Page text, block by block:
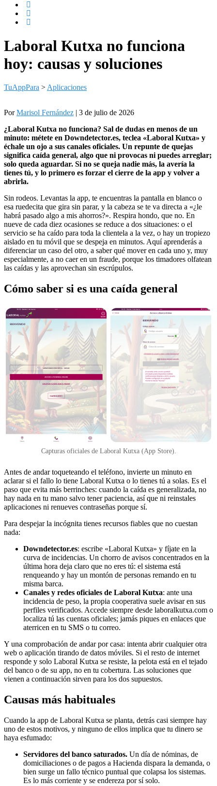
Laboral Kutxa no funciona
hoy: causas y soluciones
TuAppPara > Aplicaciones
PorMarisol Fernández | 3 de julio de 2026
¿Laboral Kutxa no funciona? Sal de dudas en menos de un
minuto: métete en Downdetector.es, teclea «Laboral Kutxa» y
échale un ojo a sus canales oficiales. Un repunte de quejas
significa caída general, algo que ni provocas ni puedes arreglar;
solo queda aguardar. Si no se queja nadie más, la avería la
tienes tú, y lo primero es forzar el cierre de la app y volver a
abrirla.
Sin rodeos. Levantas la app, te encuentras la pantalla en blanco o
esa ruedecita que gira sin parar, y la cabeza se te va directa a «¿le
habrá pasado algo a mis ahorros?». Respira hondo, que no. En
nueve de cada diez ocasiones se reduce a dos situaciones: o el
servicio se ha caído para toda la clientela a la vez, o hay un tropiezo
aislado en tu móvil que se despeja en minutos. Aquí aprenderás a
diferenciar un caso del otro, a saber qué mover en cada uno y, muy
especialmente, a no caer en un fraude, porque los timadores olfatean
las caídas y las aprovechan sin escrúpulos.
Cómo saber si es una caída general
Capturas oficiales de Laboral Kutxa (App Store).
Antes de andar toqueteando el teléfono, invierte un minuto en
aclarar si el fallo lo tiene Laboral Kutxa o lo tienes tú a solas. Es el
paso que evita más berrinches: cuando la caída es generalizada, no
hay nada en tu mano salvo tener paciencia, así que ni reinstales
aplicaciones ni renueves contraseñas porque sí.
Para despejar la incógnita tienes recursos fiables que no cuestan
nada:
Downdetector.es: escribe «Laboral Kutxa» y fíjate en la
curva de incidencias. Un chorro de avisos concentrados en la
última hora deja claro que no eres tú: el sistema está
renqueando y hay un montón de personas remando en tu
misma barca.
Canales y redes oficiales de Laboral Kutxa: ante una
incidencia de peso, la propia cooperativa suele avisar en sus
perfiles verificados. Accede siempre desde laboralkutxa.com o
localiza tú las cuentas oficiales; jamás piques en enlaces que
aterricen en tu SMS o tu correo.
Y una comprobación de andar por casa: intenta abrir cualquier otra
web o aplicación tirando de datos móviles. Si el resto de internet
responde y solo Laboral Kutxa se resiste, la pelota está en el tejado
del banco o de su app, no en tu cobertura. Las soluciones que
vienen a continuación sirven para los dos supuestos.
Causas más habituales
Cuando la app de Laboral Kutxa se planta, detrás casi siempre hay
uno de estos motivos, y ninguno de ellos implica que tu dinero se
haya esfumado:
Servidores del banco saturados. Un día de nóminas, de
domiciliaciones o de pagos a Hacienda dispara la demanda, o
bien surge un fallo técnico puntual que colapsa los sistemas.
Es lo más corriente y se endereza por sí solo.